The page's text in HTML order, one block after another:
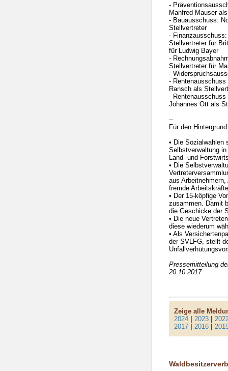
-
Manfred Mauser
- Bauausschuss:
Stellvertreter
-
Stellvertreter für
für Ludwig Bayer
-
Stellvertreter für
-
-
Ransch als
- Rentenausschuss
Johannes Ott als
--
Für den
• Die Sozialwahlen
Selbstverwaltung
Land- und
• Die
aus
fremde
• Der 15-köpfige
zusammen. Damit
die Geschicke der
• Die neue
diese wiederum
• Als
der SVLFG, stellt
Pressemitteilung
20.10.2017
Zeige alle
2024 |2023 |
2017 |2016 |